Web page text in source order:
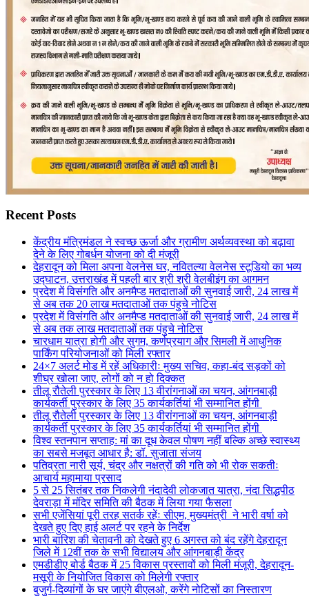
Recent Posts
केंद्रीय मंत्रिमंडल ने स्वच्छ ऊर्जा और ग्रामीण अर्थव्यवस्था को बढ़ावा
देने के लिए गोबर्धन योजना को दी मंजूरी
देहरादून को मिला अपना वेलनेस घर, नवितल्या वेलनेस स्टूडियो का भव्य
उद्घाटन, उत्तराखंड में पहली बार श्री श्री वेलबीइंग का आगमन
प्रदेश में विसंगति और अनमैप्ड मतदाताओं की सुनवाई जारी, 24 लाख में
से अब तक 20 लाख मतदाताओं तक पंहुचे नोटिस
प्रदेश में विसंगति और अनमैप्ड मतदाताओं की सुनवाई जारी, 24 लाख में
से अब तक लाख मतदाताओं तक पंहुचे नोटिस
चारधाम यात्रा होगी और सुगम, कर्णप्रयाग और सिमली में आधुनिक
पार्किंग परियोजनाओं को मिली रफ्तार
24×7 अलर्ट मोड में रहें अधिकारीः मुख्य सचिव, कहा-बंद सड़कों को
शीघ्र खोला जाए, लोगों को न हो दिक्कत
तीलू रौतेली पुरस्कार के लिए 13 वीरांगनाओं का चयन, आंगनबाड़ी
कार्यकर्ती पुरस्कार के लिए 35 कार्यकर्तियां भी सम्मानित होंगी
तीलू रौतेली पुरस्कार के लिए 13 वीरांगनाओं का चयन, आंगनबाड़ी
कार्यकर्ती पुरस्कार के लिए 35 कार्यकर्तियां भी सम्मानित होंगी
विश्व स्तनपान सप्ताह: मां का दूध केवल पोषण नहीं बल्कि अच्छे स्वास्थ्य
का सबसे मजबूत आधार है: डॉ. सुजाता संजय
पतिव्रता नारी सूर्य, चंद्र और नक्षत्रों की गति को भी रोक सकतीः
आचार्य महामाया प्रसाद
5 से 25 सितंबर तक निकलेगी नंदादेवी लोकजात यात्रा, नंदा सिद्धपीठ
देवराड़ा में मंदिर समिति की बैठक में लिया गया फैसला
सभी एजेंसियां पूरी तरह सतर्क रहेंः सीएम, मुख्यमंत्री ने भारी वर्षा को
देखते हुए दिए हाई अलर्ट पर रहने के निर्देश
भारी बारिश की चेतावनी को देखते हुए 6 अगस्त को बंद रहेंगे देहरादून
जिले में 12वीं तक के सभी विद्यालय और आंगनबाड़ी केंद्र
एमडीडीए बोर्ड बैठक में 25 विकास प्रस्तावों को मिली मंजूरी, देहरादून-
मसूरी के नियोजित विकास को मिलेगी रफ्तार
बुजुर्ग-दिव्यांगों के घर जाएंगे बीएलओ, करेंगे नोटिसों का निस्तारण